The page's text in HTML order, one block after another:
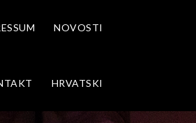
NOVOSTI
HRVATSKI